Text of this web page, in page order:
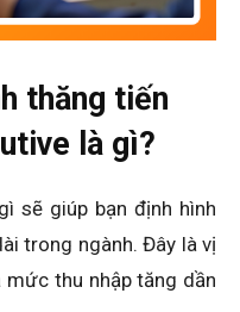
thăng tiến
là gì?
sẽ giúp bạn định hình
trong ngành. Đây là vị
thu nhập tăng dần